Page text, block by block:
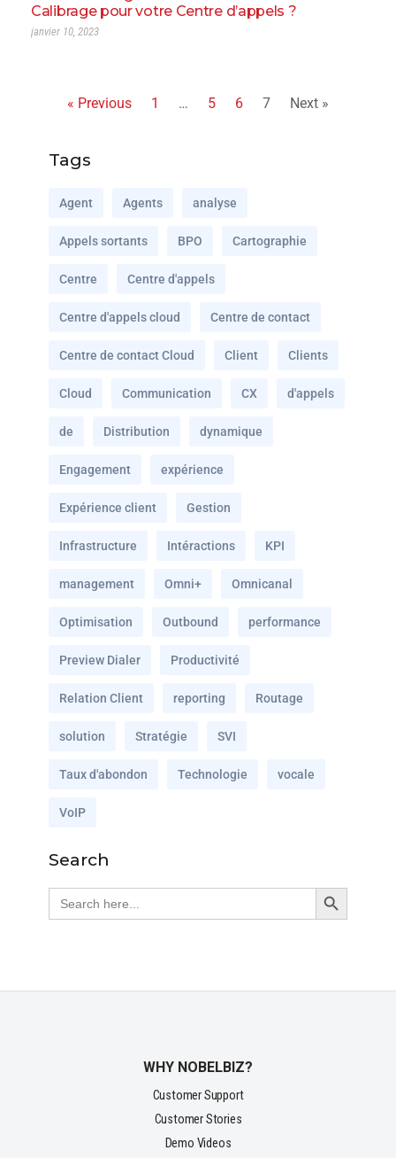
Calibrage pour votre Centre d’appels ?
janvier 10, 2023
« Previous 1 … 5 6 7 Next »
Tags
Agent Agents analyse
Appels sortants BPO Cartographie
Centre Centre d'appels
Centre d'appels cloud Centre de contact
Centre de contact Cloud Client Clients
Cloud Communication CX d'appels
de Distribution dynamique
Engagement expérience
Expérience client Gestion
Infrastructure Intéractions KPI
management Omni+ Omnicanal
Optimisation Outbound performance
Preview Dialer Productivité
Relation Client reporting Routage
solution Stratégie SVI
Taux d'abondon Technologie vocale
VoIP
Search
Search
for:
Search Button
WHY NOBELBIZ?
Customer Support
Customer Stories
Demo Videos